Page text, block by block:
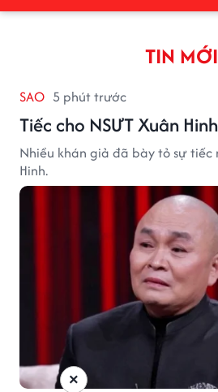
TIN MỚI
SAO 5 phút trước
Tiếc cho NSƯT Xuân
Nhiều khán giả đã bày tỏ sự tiếc
Hinh.
×